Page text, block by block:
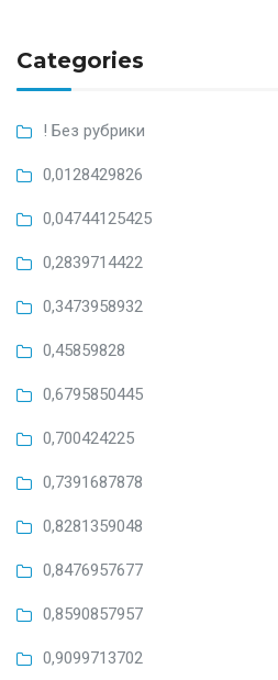
Categories
! Без рубрики
0,0128429826
0,04744125425
0,2839714422
0,3473958932
0,45859828
0,6795850445
0,700424225
0,7391687878
0,8281359048
0,8476957677
0,8590857957
0,9099713702